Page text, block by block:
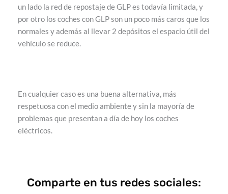
un lado la red de repostaje de GLP es todavía limitada, y
por otro los coches con GLP son un poco más caros que los
normales y además al llevar 2 depósitos el espacio útil del
vehículo se reduce.
En cualquier caso es una buena alternativa, más
respetuosa con el medio ambiente y sin la mayoría de
problemas que presentan a día de hoy los coches
eléctricos.
Comparte en tus redes sociales: